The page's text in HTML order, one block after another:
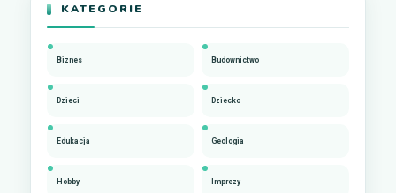
KATEGORIE
Biznes Budownictwo
Dzieci Dziecko
Edukacja Geologia
Hobby Imprezy